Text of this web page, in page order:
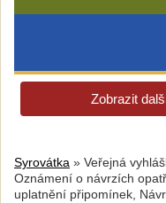
Zobrazit
Syrovátka » Veřejná
Oznámení o návrzích
uplatnění připomínek,